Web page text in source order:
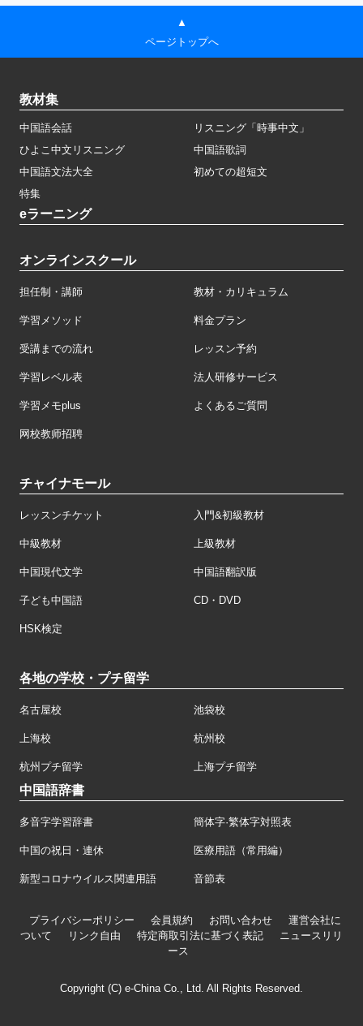
▲
ページトップへ
教材集
中国語会話
リスニング「時事中文」
ひよこ中文リスニング
中国語歌詞
中国語文法大全
初めての超短文
特集
eラーニング
オンラインスクール
担任制・講師 教材・カリキュラム
学習メソッド 料金プラン
受講までの流れ レッスン予約
学習レベル表 法人研修サービス
学習メモplus よくあるご質問
网校教师招聘
チャイナモール
レッスンチケット 入門&初級教材
中級教材 上級教材
中国現代文学 中国語翻訳版
子ども中国語 CD・DVD
HSK検定
各地の学校・プチ留学
名古屋校 池袋校
上海校 杭州校
杭州プチ留学 上海プチ留学
中国語辞書
多音字学習辞書 簡体字·繁体字対照表
中国の祝日・連休 医療用語（常用編）
新型コロナウイルス関連用語 音節表
プライバシーポリシー 会員規約 お問い合わせ
運営会社に
ついて
リンク自由 特定商取引法に基づく表記
ニュースリリ
ース
Copyright (C) e-China Co., Ltd. All Rights Reserved.